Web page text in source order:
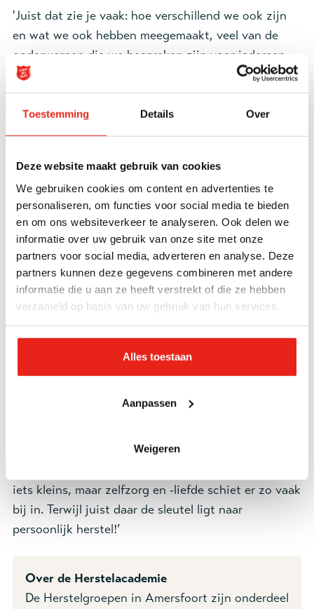
Toestemming Details Over
Deze website maakt gebruik van cookies
We gebruiken cookies om content en advertenties te
personaliseren, om functies voor social media te bieden
en om ons websiteverkeer te analyseren. Ook delen we
informatie over uw gebruik van onze site met onze
partners voor social media, adverteren en analyse. Deze
partners kunnen deze gegevens combineren met andere
informatie die u aan ze heeft verstrekt of die ze hebben
verzameld op basis van uw gebruik van hun services.
Alles toestaan
Aanpassen
Weigeren
'Juist dat zie je vaak: hoe verschillend we ook zijn
en wat we ook hebben meegemaakt, veel van de
onderwerpen die we bespreken zijn voor iedereen
herkenbaar.
Dat is de kracht van deze herstelgroep,
op een gelijkwaardige manier van hart tot hart
werken aan herstel. Een belangrijk uitgangspunt
daarin is dat we elkaar het gevoel willen geven dat
vermijden we dan ook zoveel mogelijk. Van
deelnemers hoor ik dat juist die gelijkwaardigheid
en herkenning meer wonderen doet dan therapie.’
Sleutel naar persoonlijk herstel
‘En die resultaten zie ik! Ik zie mensen de deur
uitgaan met een twinkeling, met levenslust in de
ogen omdat ze hun passie hebben herontdekt. Of
krampachtig proberen vast te houden loslaten,
waardoor er een puur en waardevol persoon
recent een telefoontje van een deelnemer die
kapper. Na jaren van verwaarlozing vond ze het tijd
iets kleins, maar zelfzorg en -liefde schiet er zo vaak
bij in. Terwijl juist daar de sleutel ligt naar
persoonlijk herstel!’
Over de Herstelacademie
De Herstelgroepen in Amersfoort zijn onderdeel